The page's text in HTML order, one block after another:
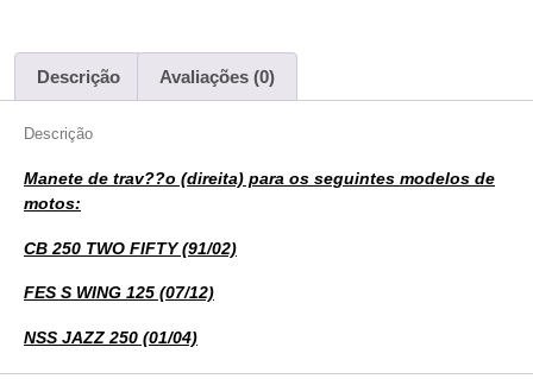
Descrição Avaliações (0)
Descrição
Manete de trav??o (direita) para os seguintes modelos de
motos:
CB 250 TWO FIFTY (91/02)
FES S WING 125 (07/12)
NSS JAZZ 250 (01/04)